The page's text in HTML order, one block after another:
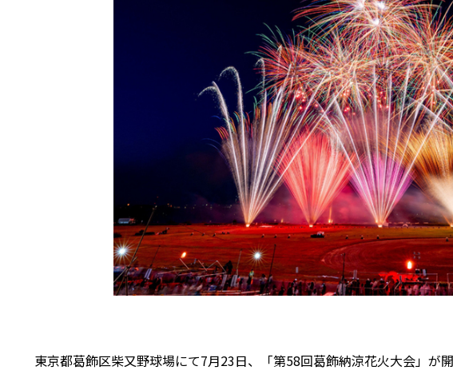
東京都葛飾区柴又野球場にて7月23日、「第58回葛飾納涼花火大会」が開